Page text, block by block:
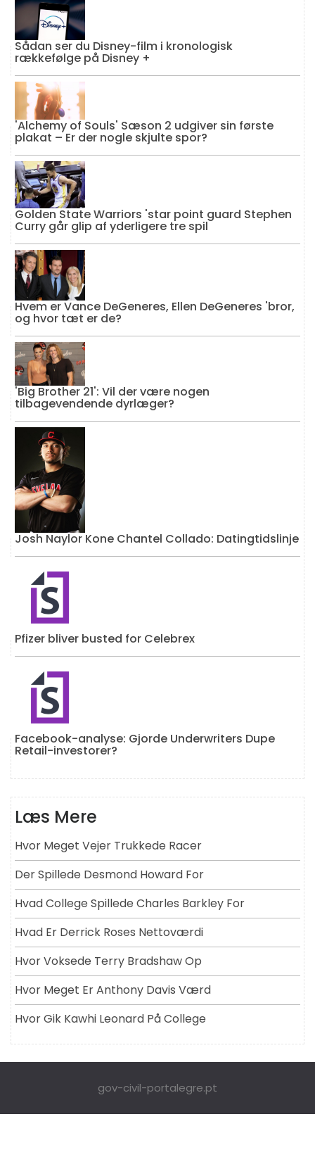
Sådan ser du Disney-film i kronologisk
rækkefølge på Disney +
'Alchemy of Souls' Sæson 2 udgiver sin første
plakat – Er der nogle skjulte spor?
Golden State Warriors 'star point guard Stephen
Curry går glip af yderligere tre spil
Hvem er Vance DeGeneres, Ellen DeGeneres 'bror,
og hvor tæt er de?
'Big Brother 21': Vil der være nogen
tilbagevendende dyrlæger?
Josh Naylor Kone Chantel Collado: Datingtidslinje
Pfizer bliver busted for Celebrex
Facebook-analyse: Gjorde Underwriters Dupe
Retail-investorer?
Læs Mere
Hvor Meget Vejer Trukkede Racer
Der Spillede Desmond Howard For
Hvad College Spillede Charles Barkley For
Hvad Er Derrick Roses Nettoværdi
Hvor Voksede Terry Bradshaw Op
Hvor Meget Er Anthony Davis Værd
Hvor Gik Kawhi Leonard På College
gov-civil-portalegre.pt